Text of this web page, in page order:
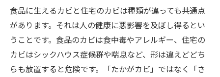
食品に生えるカビと住宅のカビは種類が違っても共通点
があります。それは人の健康に悪影響を及ぼし得るとい
うことです。食品のカビは食中毒やアレルギー、住宅の
カビはシックハウス症候群や喘息など、形は違えどどち
らも放置すると危険です。「たかがカビ」ではなく「さ